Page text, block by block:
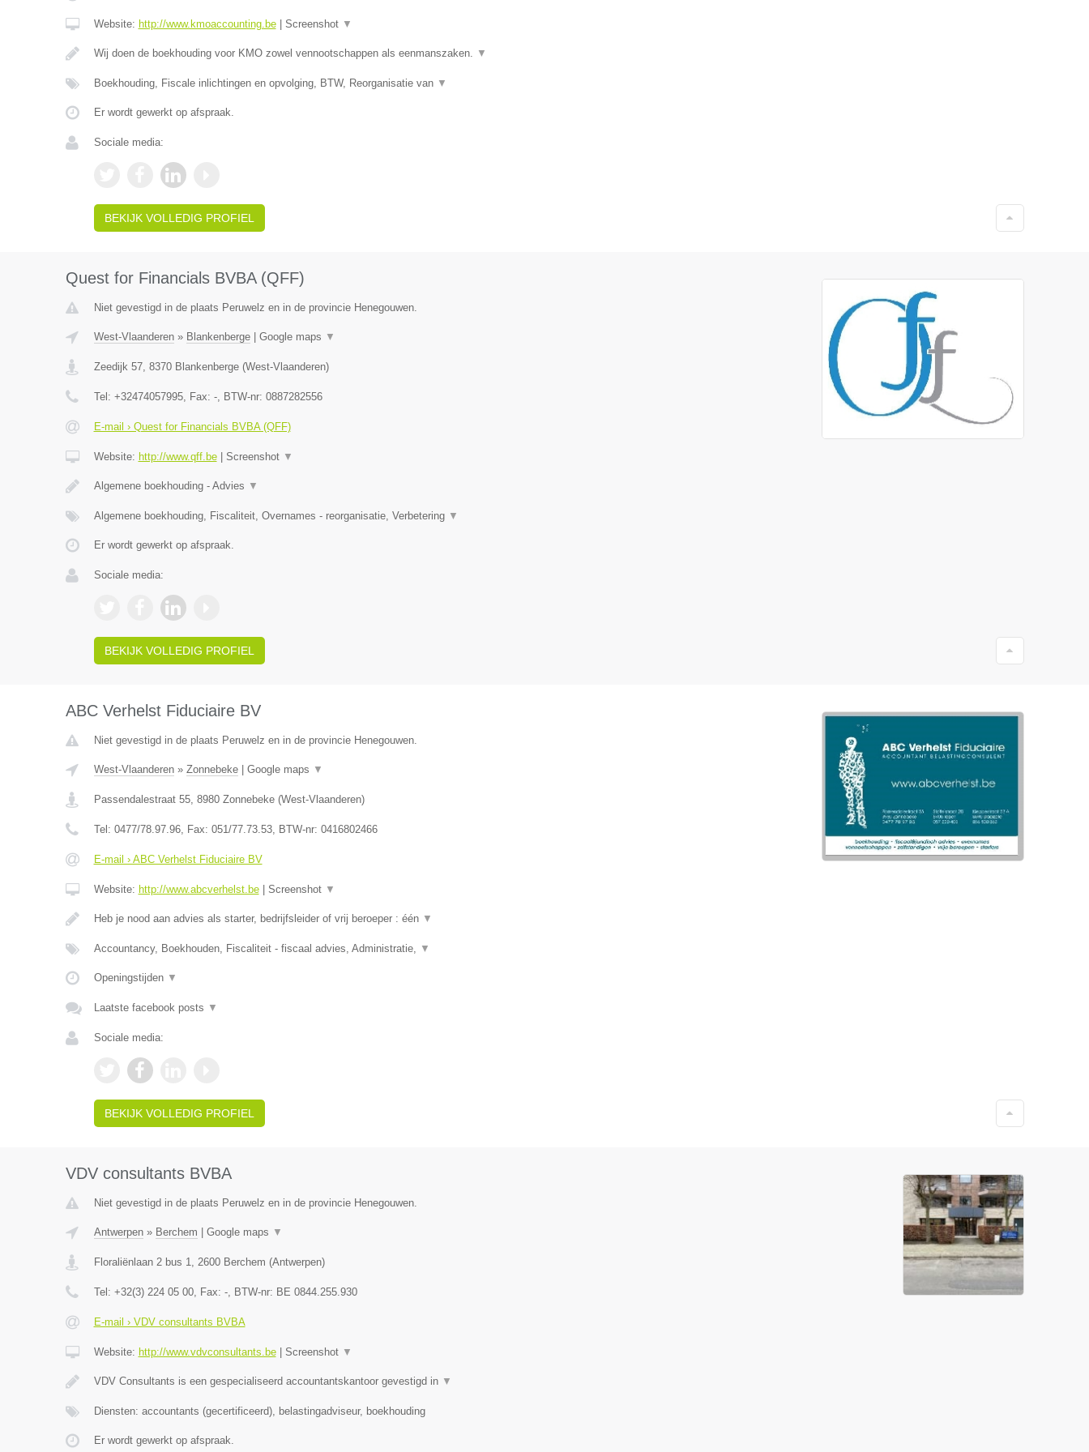
Website: http://www.kmoaccounting.be| Screenshot ▼
Wij doen de boekhouding voor KMO zowel vennootschappen als eenmanszaken. ▼
Boekhouding, Fiscale inlichtingen en opvolging, BTW, Reorganisatie van ▼
Er wordt gewerkt op afspraak.
Sociale media:
BEKIJK VOLLEDIG PROFIEL
Quest for Financials BVBA (QFF)
Niet gevestigd in de plaats Peruwelz en in de provincie Henegouwen.
West-Vlaanderen» Blankenberge| Google maps ▼
Zeedijk 57, 8370 Blankenberge(West-Vlaanderen)
Tel: +32474057995, Fax: -, BTW-nr: 0887282556
E-mail › Quest for Financials BVBA (QFF)
Website: http://www.qff.be| Screenshot ▼
Algemene boekhouding - Advies ▼
Algemene boekhouding, Fiscaliteit, Overnames - reorganisatie, Verbetering ▼
Er wordt gewerkt op afspraak.
Sociale media:
BEKIJK VOLLEDIG PROFIEL
ABC Verhelst Fiduciaire BV
Niet gevestigd in de plaats Peruwelz en in de provincie Henegouwen.
West-Vlaanderen» Zonnebeke| Google maps ▼
Passendalestraat 55, 8980 Zonnebeke(West-Vlaanderen)
Tel: 0477/78.97.96, Fax: 051/77.73.53, BTW-nr: 0416802466
E-mail › ABC Verhelst Fiduciaire BV
Website: http://www.abcverhelst.be| Screenshot ▼
Heb je nood aan advies als starter, bedrijfsleider of vrij beroeper : één ▼
Accountancy, Boekhouden, Fiscaliteit - fiscaal advies, Administratie, ▼
Openingstijden ▼
Laatste facebook posts ▼
Sociale media:
BEKIJK VOLLEDIG PROFIEL
VDV consultants BVBA
Niet gevestigd in de plaats Peruwelz en in de provincie Henegouwen.
Antwerpen» Berchem Google maps ▼
Floraliënlaan 2 bus 1, 2600 Berchem (Antwerpen)
Tel: +32(3) 224 05 00, Fax: -, BTW-nr: BE 0844.255.930
E-mail › VDV consultants BVBA
Website: http://www.vdvconsultants.be| Screenshot ▼
VDV Consultants is een gespecialiseerd accountantskantoor gevestigd in ▼
Diensten: accountants (gecertificeerd), belastingadviseur, boekhouding
Er wordt gewerkt op afspraak.